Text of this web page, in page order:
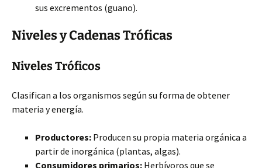
sus excrementos (guano).
Niveles y Cadenas Tróficas
Niveles Tróficos
Clasifican a los organismos según su forma de obtener
materia y energía.
Productores: Producen su propia materia orgánica a
partir de inorgánica (plantas, algas).
Consumidores primarios: Herbívoros que se